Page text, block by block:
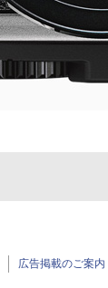
広告掲載のご案内